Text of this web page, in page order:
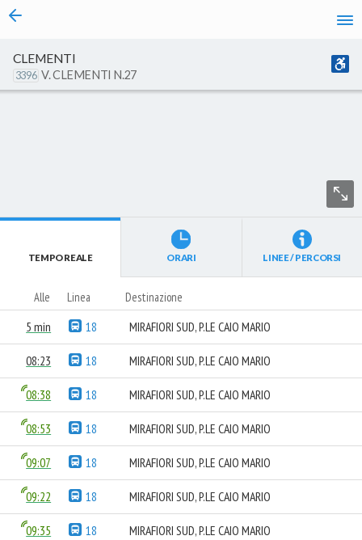
vai al contenuto
CLEMENTI
3396 V. CLEMENTI N.27
TEMPO REALE ORARI LINEE / PERCORSI
Alle Linea Destinazione
5 min 18 MIRAFIORI SUD, P.LE CAIO MARIO
08:23 18 MIRAFIORI SUD, P.LE CAIO MARIO
08:38 18 MIRAFIORI SUD, P.LE CAIO MARIO
08:53 18 MIRAFIORI SUD, P.LE CAIO MARIO
09:07 18 MIRAFIORI SUD, P.LE CAIO MARIO
09:22 18 MIRAFIORI SUD, P.LE CAIO MARIO
09:35 18 MIRAFIORI SUD, P.LE CAIO MARIO